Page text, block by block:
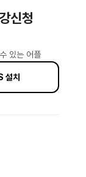
신청
있는 어플
설치